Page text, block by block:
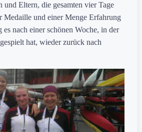
und Eltern, die gesamten vier Tage
Medaille und einer Menge Erfahrung
nach einer schönen Woche, in der
hat, wieder zurück nach